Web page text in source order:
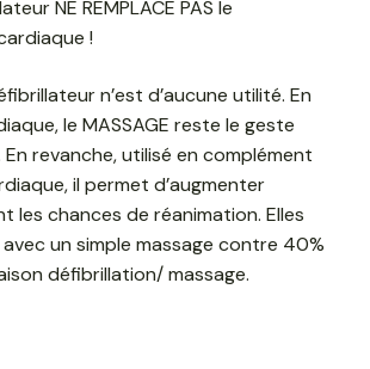
NE REMPLACE PAS le
!
n’est d’aucune utilité. En
le MASSAGE reste le geste
En revanche, utilisé en complément
il permet d’augmenter
les chances de réanimation. Elles
un simple massage contre 40%
défibrillation/ massage.